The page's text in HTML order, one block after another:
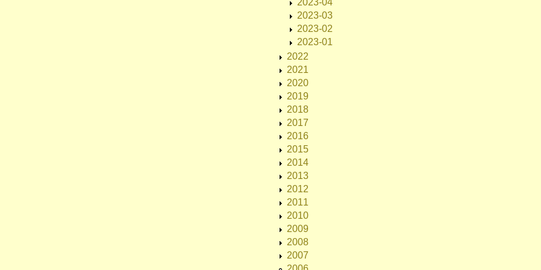
2023-04
2023-03
2023-02
2023-01
2022
2021
2020
2019
2018
2017
2016
2015
2014
2013
2012
2011
2010
2009
2008
2007